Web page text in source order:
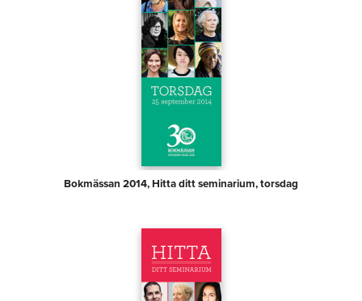
Bokmässan 2014, Hitta ditt seminarium, torsdag